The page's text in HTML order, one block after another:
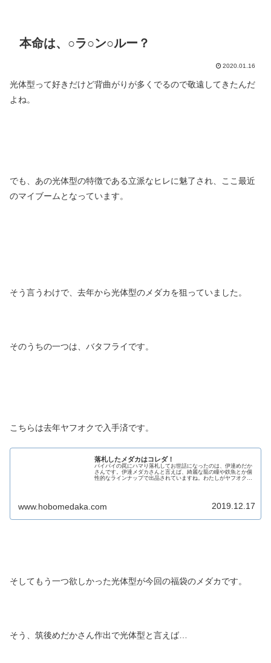
本命は、○ラ○ン○ルー？
2020.01.16
光体型って好きだけど背曲がりが多くでるので敬遠してきたんだ
よね。
でも、あの光体型の特徴である立派なヒレに魅了され、ここ最近
のマイブームとなっています。
そう言うわけで、去年から光体型のメダカを狙っていました。
そのうちの一つは、バタフライです。
こちらは去年ヤフオクで入手済です。
落札したメダカはコレダ！
パイパイの罠にハマり落札してお世話になったのは、伊達めだか
さんです。伊達メダカさんと言えば、綺麗な龍の瞳や鉄魚とか個
性的なラインナップで出品されていますね。わたしがヤフオクで
www.hobomedaka.com 2019.12.17
そしてもう一つ欲しかった光体型が今回の福袋のメダカです。
そう、筑後めだかさん作出で光体型と言えば…